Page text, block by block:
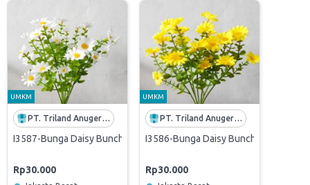
- biru
Bunga Hias Plastik Artificial Dekorasi - pink fanta
UMKM
PT. Triland Anugerah Mandiri
I3587-Bunga Daisy Bunch x7 Bunga Hias Plastik Artificial Dekorasi -
Rp30.000
UMKM
PT. Triland Anugerah Mandiri
I3586-Bunga Daisy Bunch x7 Bunga
Rp30.000